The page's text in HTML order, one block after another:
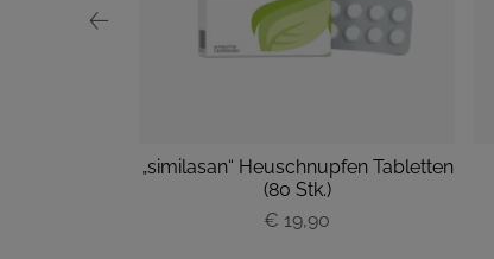
„similasan“ Heuschnupfen Tabletten
(80 Stk.)
€ 19,90
P